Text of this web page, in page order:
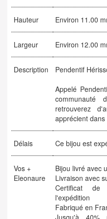
Hauteur Environ 11.00
Largeur Environ 12.00
Description
Pendentif
Appelé
communauté
retrouverez
apprécient
Délais Ce bijou est
Vos +
Eleonaure
Bijou livré avec
Livraison avec
Certificat de
l'expédition
Fabriqué en